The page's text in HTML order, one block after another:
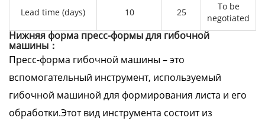
Lead time (days) 10 25
To be
negotiated
Нижняя форма пресс-формы для гибочной
машины：
Пресс-форма гибочной машины – это
вспомогательный инструмент, используемый
гибочной машиной для формирования листа и его
обработки.Этот вид инструмента состоит из